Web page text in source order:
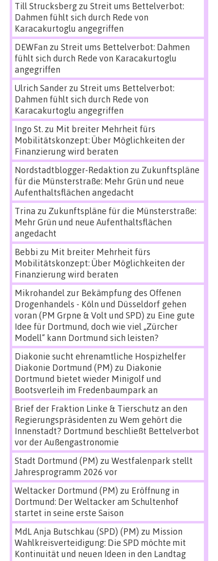
Till Strucksbergzu Streit ums Bettelverbot:
Dahmen fühlt sich durch Rede von
Karacakurtoglu angegriffen
DEWFan zu Streit ums Bettelverbot: Dahmen
fühlt sich durch Rede von Karacakurtoglu
angegriffen
Ulrich Sanderzu Streit ums Bettelverbot:
Dahmen fühlt sich durch Rede von
Karacakurtoglu angegriffen
Ingo St.zu Mit breiter Mehrheit fürs
Mobilitätskonzept: Über Möglichkeiten der
Finanzierung wird beraten
Nordstadtblogger-Redaktion zu Zukunftspläne
für die Münsterstraße: Mehr Grün und neue
Aufenthaltsflächen angedacht
Trina zu Zukunftspläne für die Münsterstraße:
Mehr Grün und neue Aufenthaltsflächen
angedacht
Bebbi zu Mit breiter Mehrheit fürs
Mobilitätskonzept: Über Möglichkeiten der
Finanzierung wird beraten
Mikrohandel zur Bekämpfung des Offenen
Drogenhandels - Köln und Düsseldorf gehen
voran (PM Grpne & Volt und SPD) zu Eine gute
Idee für Dortmund, doch wie viel „Zürcher
Modell“ kann Dortmund sich leisten?
Diakonie sucht ehrenamtliche Hospizhelfer
Diakonie Dortmund (PM) zu Diakonie
Dortmund bietet wieder Minigolf und
Bootsverleih im Fredenbaumpark an
Brief der Fraktion Linke & Tierschutz an den
Regierungspräsidenten zu Wem gehört die
Innenstadt? Dortmund beschließt Bettelverbot
vor der Außengastronomie
Stadt Dortmund (PM) zu Westfalenpark stellt
Jahresprogramm 2026 vor
Weltacker Dortmund (PM) zu Eröffnung in
Dortmund: Der Weltacker am Schultenhof
startet in seine erste Saison
MdL Anja Butschkau (SPD) (PM) zu Mission
Wahlkreisverteidigung: Die SPD möchte mit
Kontinuität und neuen Ideen in den Landtag